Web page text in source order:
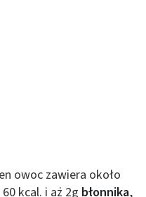
owoc zawiera około
kcal. i aż 2g błonnika,